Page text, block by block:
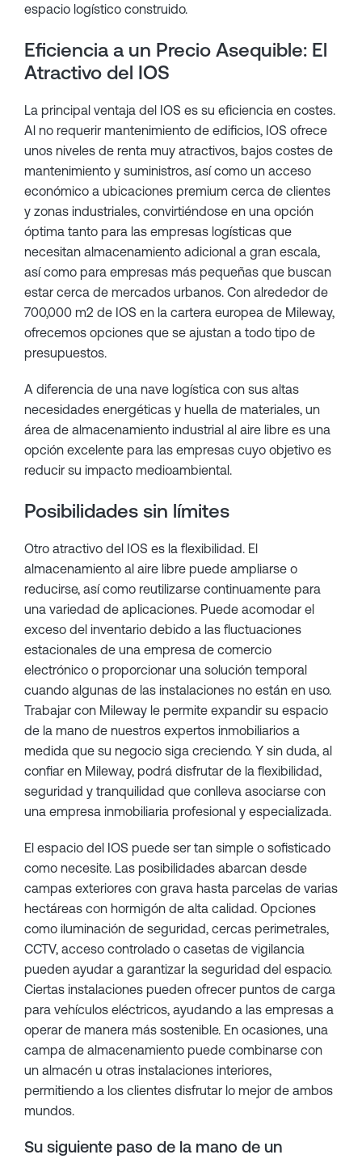
espacio logístico construido.
Eficiencia a un Precio Asequible: El
Atractivo del IOS
La principal ventaja del IOS es su eficiencia en costes.
Al no requerir mantenimiento de edificios, IOS ofrece
unos niveles de renta muy atractivos, bajos costes de
mantenimiento y suministros, así como un acceso
económico a ubicaciones premium cerca de clientes
y zonas industriales, convirtiéndose en una opción
óptima tanto para las empresas logísticas que
necesitan almacenamiento adicional a gran escala,
así como para empresas más pequeñas que buscan
estar cerca de mercados urbanos. Con alrededor de
700,000 m2 de IOS en la cartera europea de Mileway,
ofrecemos opciones que se ajustan a todo tipo de
presupuestos.
A diferencia de una nave logística con sus altas
necesidades energéticas y huella de materiales, un
área de almacenamiento industrial al aire libre es una
opción excelente para las empresas cuyo objetivo es
reducir su impacto medioambiental.
Posibilidades sin límites
Otro atractivo del IOS es la flexibilidad. El
almacenamiento al aire libre puede ampliarse o
reducirse, así como reutilizarse continuamente para
una variedad de aplicaciones. Puede acomodar el
exceso del inventario debido a las fluctuaciones
estacionales de una empresa de comercio
electrónico o proporcionar una solución temporal
cuando algunas de las instalaciones no están en uso.
Trabajar con Mileway le permite expandir su espacio
de la mano de nuestros expertos inmobiliarios a
medida que su negocio siga creciendo. Y sin duda, al
confiar en Mileway, podrá disfrutar de la flexibilidad,
seguridad y tranquilidad que conlleva asociarse con
una empresa inmobiliaria profesional y especializada.
El espacio del IOS puede ser tan simple o sofisticado
como necesite. Las posibilidades abarcan desde
campas exteriores con grava hasta parcelas de varias
hectáreas con hormigón de alta calidad. Opciones
como iluminación de seguridad, cercas perimetrales,
CCTV, acceso controlado o casetas de vigilancia
pueden ayudar a garantizar la seguridad del espacio.
Ciertas instalaciones pueden ofrecer puntos de carga
para vehículos eléctricos, ayudando a las empresas a
operar de manera más sostenible. En ocasiones, una
campa de almacenamiento puede combinarse con
un almacén u otras instalaciones interiores,
permitiendo a los clientes disfrutar lo mejor de ambos
mundos.
Su siguiente paso de la mano de un